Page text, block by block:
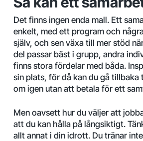
Det finns ingen enda mall. Ett
enkelt, med ett program och
själv, och sen växa till mer stöd
del passar bäst i grupp, andra
finns stora fördelar med båda.
sin plats, för då kan du gå tillbaka
om igen utan att betala för ett
Men oavsett hur du väljer att
att du kan hålla på långsiktigt.
allt annat i din idrott. Du tränar